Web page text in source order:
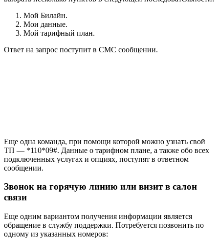
Мой Билайн.
Мои данные.
Мой тарифный план.
Ответ на запрос поступит в СМС сообщении.
Еще одна команда, при помощи которой можно узнать свой
ТП — *110*09#. Данные о тарифном плане, а также обо всех
подключенных услугах и опциях, поступят в ответном
сообщении.
Звонок на горячую линию или визит в салон
связи
Еще одним вариантом получения информации является
обращение в службу поддержки. Потребуется позвонить по
одному из указанных номеров: